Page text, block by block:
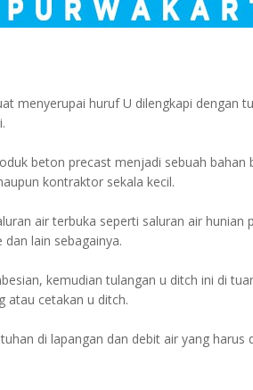
menyerupai huruf U dilengkapi dengan
beton precast menjadi sebuah bahan
kontraktor sekala kecil.
air terbuka seperti saluran air hunian
lain sebagainya.
kemudian tulangan u ditch ini di
atau cetakan u ditch.
di lapangan dan debit air yang harus